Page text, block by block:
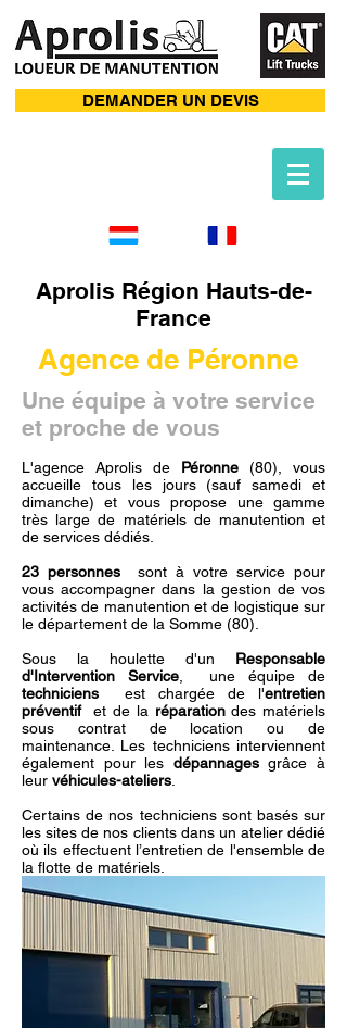
DEMANDER UN DEVIS
Aprolis Région Hauts-de-
France
Agence de Péronne
Une équipe à votre service
et proche de vous
L'agence Aprolis de Péronne (80), vous
accueille tous les jours (sauf samedi et
dimanche) et vous propose une gamme
très large de matériels de manutention et
de services dédiés.
23 personnes
sont à votre service pour
vous accompagner dans la gestion de vos
activités de manutention et de logistique sur
le département de la Somme (80).
Sous la houlette d'un Responsable
d'Intervention Service , une équipe de
techniciens est chargée de l'entretien
préventif
et de la réparationdes matériels
sous contrat de location ou de
maintenance. Les techniciens interviennent
également pour les dépannagesgrâce à
leur véhicules-ateliers
Certains de nos techniciens sont basés sur
les sites de nos clients dans un atelier dédié
où ils effectuent l’entretien de l'ensemble de
la flotte de matériels.